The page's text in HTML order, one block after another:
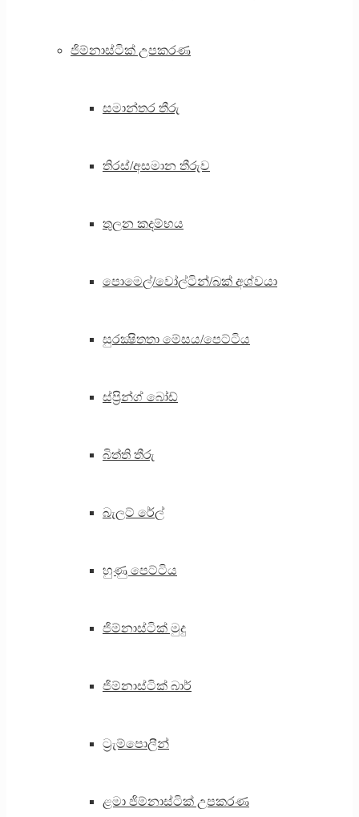
ජිම්නාස්ටික් උපකරණ
සමාන්තර තීරු
තිරස්/අසමාන තීරුව
තුලන කදම්භය
පොමෙල්/වෝල්ටින්/බක් අශ්වයා
සුරක්‍ෂිතතා මේසය/පෙට්ටිය
ස්ප්‍රින්ග් බෝඩ්
බිත්ති තීරු
බැලට් රේල්
හුණු පෙට්ටිය
ජිම්නාස්ටික් මුදු
ජිම්නාස්ටික් බාර්
ට්‍රැම්පොලීන්
ළමා ජිම්නාස්ටික් උපකරණ